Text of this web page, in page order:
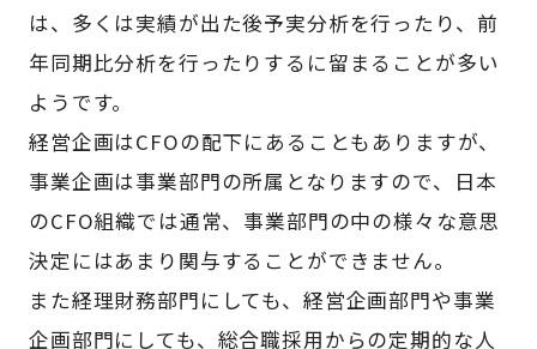
は、多くは実績が出た後予実分析を行ったり、前
年同期比分析を行ったりするに留まることが多い
ようです。
経営企画はCFOの配下にあることもありますが、
事業企画は事業部門の所属となりますので、日本
のCFO組織では通常、事業部門の中の様々な意思
決定にはあまり関与することができません。
また経理財務部門にしても、経営企画部門や事業
企画部門にしても、総合職採用からの定期的な人